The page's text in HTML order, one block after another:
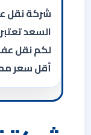
شركة نقل
السعد
لكم نقل
أقل سعر